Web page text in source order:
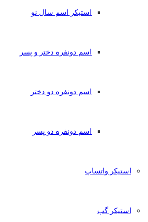
استیکر اسم سال نو
اسم دونفره دختر و پسر
اسم دونفره دو دختر
اسم دونفره دو پسر
استیکر واتساپ
استیکر گپ
اسم آراس